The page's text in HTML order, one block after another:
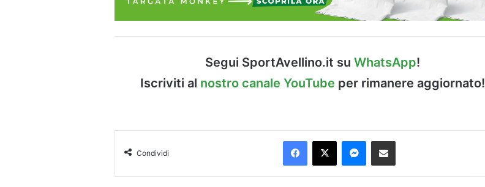
Segui SportAvellino.it su WhatsApp!
Iscriviti al nostro canale YouTube per rimanere aggiornato!
Condividi
Facebook
X Messenger
Condividi via Email